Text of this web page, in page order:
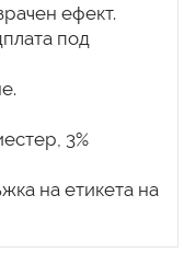
ефект.
под
3%
на етикета на